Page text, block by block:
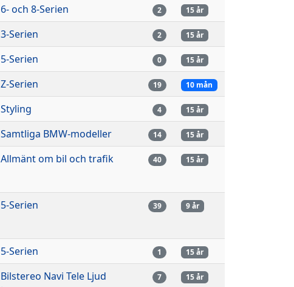
6- och 8-Serien 2 15 år
3-Serien 2 15 år
5-Serien 0 15 år
Z-Serien 19 10 mån
Styling 4 15 år
Samtliga BMW-modeller 14 15 år
Allmänt om bil och trafik 40 15 år
5-Serien 39 9 år
5-Serien 1 15 år
Bilstereo Navi Tele Ljud
7 15 år